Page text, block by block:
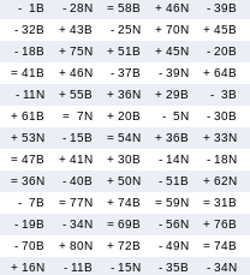
- 1B - 28N = 58B + 46N - 39B
- 32B + 43B - 25N + 70N + 45B
- 18B + 75N + 51B + 45N - 20B
= 41B + 46N - 37B - 39N + 64B
- 11N + 55B + 36N + 29B - 3B
+ 61B = 7N + 20B - 5N - 30B
+ 53N - 15B = 54N + 36B + 33N
= 47B + 41N + 30B - 14N - 18N
= 36N - 40B + 50N - 51B + 62N
- 7B = 77N + 74B = 59N = 31B
- 19B - 34N = 69B - 56N + 76B
- 70B + 80N + 72B - 49N = 74B
+ 16N - 11B - 15N - 35B - 34N